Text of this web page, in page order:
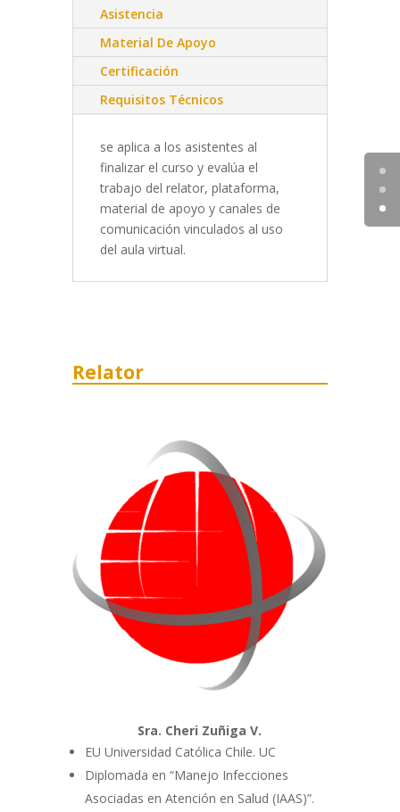
Asistencia
Material De Apoyo
Certificación
Requisitos Técnicos
se aplica a los asistentes al
finalizar el curso y evalúa el
trabajo del relator, plataforma,
material de apoyo y canales de
comunicación vinculados al uso
del aula virtual.
Relator
Sra. Cheri Zuñiga V.
EU Universidad Católica Chile. UC
Diplomada en “Manejo Infecciones
Asociadas en Atención en Salud (IAAS)”.